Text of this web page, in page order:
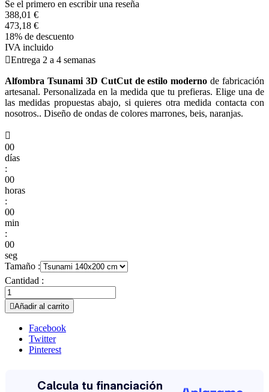
Se el primero en escribir una reseña
388,01 €
473,18 €
18% de descuento
IVA incluido
Entrega 2 a 4 semanas
Alfombra Tsunami 3D CutCut de estilo moderno de fabricación
artesanal. Personalizada en la medida que tu prefieras. Elige una de
las medidas propuestas abajo, si quieres otra medida contacta con
nosotros.. Diseño de ondas de colores marrones, beis, naranjas.

00
días
:
00
horas
:
00
min
:
00
seg
Tamaño :
Cantidad :
Añadir al carrito
Facebook
Twitter
Pinterest